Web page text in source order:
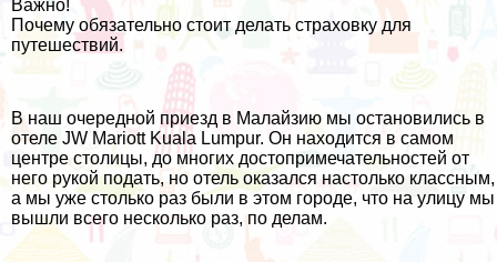
Важно!
Почему обязательно стоит делать страховку для
путешествий.
В наш очередной приезд в Малайзию мы остановились в
отеле JW Mariott Kuala Lumpur. Он находится в самом
центре столицы, до многих достопримечательностей от
него рукой подать, но отель оказался настолько классным,
а мы уже столько раз были в этом городе, что на улицу мы
вышли всего несколько раз, по делам.